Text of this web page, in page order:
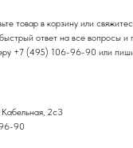
товар в корзину или
ответ на все вопросы
+7 (495) 106-96-90 или
2с3
90